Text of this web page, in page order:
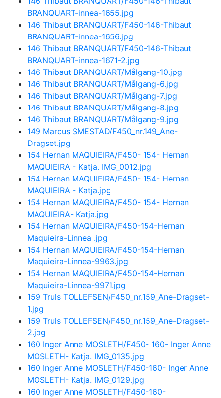
BRANQUART-innea-1655.jpg
146 Thibaut BRANQUART/F450-146-Thibaut
BRANQUART-innea-1656.jpg
146 Thibaut BRANQUART/F450-146-Thibaut
BRANQUART-innea-1671-2.jpg
146 Thibaut BRANQUART/Målgang-10.jpg
146 Thibaut BRANQUART/Målgang-6.jpg
146 Thibaut BRANQUART/Målgang-7.jpg
146 Thibaut BRANQUART/Målgang-8.jpg
146 Thibaut BRANQUART/Målgang-9.jpg
149 Marcus SMESTAD/F450_nr.149_Ane-
Dragset.jpg
154 Hernan MAQUIEIRA/F450- 154- Hernan
MAQUIEIRA - Katja. IMG_0012.jpg
154 Hernan MAQUIEIRA/F450- 154- Hernan
MAQUIEIRA - Katja.jpg
154 Hernan MAQUIEIRA/F450- 154- Hernan
MAQUIEIRA- Katja.jpg
154 Hernan MAQUIEIRA/F450-154-Hernan
Maquieira-Linnea .jpg
154 Hernan MAQUIEIRA/F450-154-Hernan
Maquieira-Linnea-9963.jpg
154 Hernan MAQUIEIRA/F450-154-Hernan
Maquieira-Linnea-9971.jpg
159 Truls TOLLEFSEN/F450_nr.159_Ane-Dragset-
1.jpg
159 Truls TOLLEFSEN/F450_nr.159_Ane-Dragset-
2.jpg
160 Inger Anne MOSLETH/F450- 160- Inger Anne
MOSLETH- Katja. IMG_0135.jpg
160 Inger Anne MOSLETH/F450-160- Inger Anne
MOSLETH- Katja. IMG_0129.jpg
160 Inger Anne MOSLETH/F450-160-